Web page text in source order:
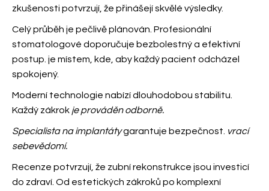
zkušenosti potvrzují, že přinášejí skvělé výsledky.
Celý průběh je pečlivě plánován. Profesionální
stomatologové doporučuje bezbolestný a efektivní
postup. je místem, kde, aby každý pacient odcházel
spokojený.
Moderní technologie nabízí dlouhodobou stabilitu.
Každý zákrok je prováděn odborně.
Specialista na implantátygarantuje bezpečnost. vrací
sebevědomí.
Recenze potvrzují, že zubní rekonstrukce jsou investicí
do zdraví. Od estetických zákroků po komplexní